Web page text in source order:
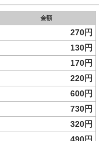
金額
270円
130円
170円
220円
600円
730円
320円